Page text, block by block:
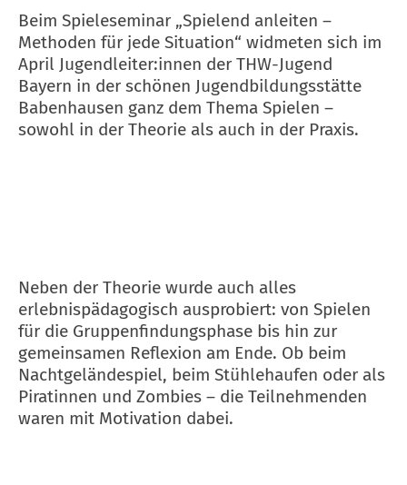
Beim Spieleseminar „Spielend anleiten –
Methoden für jede Situation“ widmeten sich im
April Jugendleiter:innen der THW-Jugend
Bayern in der schönen Jugendbildungsstätte
Babenhausen ganz dem Thema Spielen –
sowohl in der Theorie als auch in der Praxis.
Neben der Theorie wurde auch alles
erlebnispädagogisch ausprobiert: von Spielen
für die Gruppenfindungsphase bis hin zur
gemeinsamen Reflexion am Ende. Ob beim
Nachtgeländespiel, beim Stühlehaufen oder als
Piratinnen und Zombies – die Teilnehmenden
waren mit Motivation dabei.